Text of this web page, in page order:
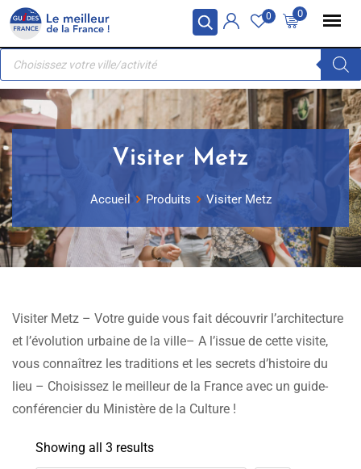
Panneau de gestion des cookies
Skip
content
0
0
Recherche
produits
Visiter Metz
Accueil Produits Visiter Metz
Visiter Metz – Votre guide vous fait découvrir l’architecture
et l’évolution urbaine de la ville– A l’issue de cette visite,
vous connaîtrez les traditions et les secrets d’histoire du
lieu – Choisissez le meilleur de la France avec un guide-
conférencier du Ministère de la Culture !
Showing all 3 results